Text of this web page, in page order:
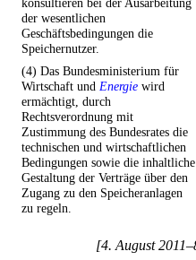
konsultieren bei der Ausarbeitung
der wesentlichen
Geschäftsbedingungen die
Speichernutzer.
(4) Das Bundesministerium für
Wirtschaft und Energie wird
ermächtigt, durch
Rechtsverordnung mit
Zustimmung des Bundesrates die
technischen und wirtschaftlichen
Bedingungen sowie die inhaltliche
Gestaltung der Verträge über den
Zugang zu den Speicheranlagen
zu regeln.
[4. August